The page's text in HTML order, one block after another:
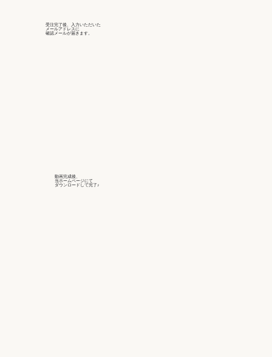
受注完了後、入力いただいた
メールアドレスに
確認メールが届きます。
動画完成後、
当ホームページにて
ダウンロードして完了♪